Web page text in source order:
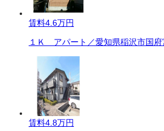
賃料4.6万円
１Ｋ アパート／愛知県稲沢市国
賃料4.8万円